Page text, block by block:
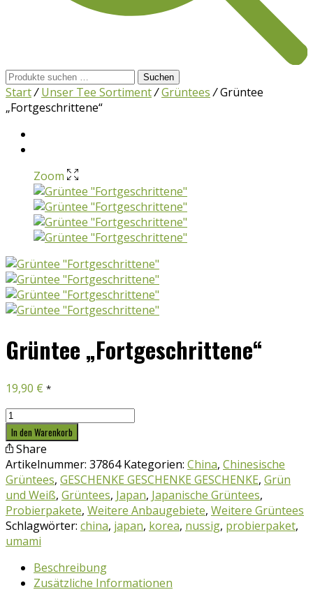
Suchen
nach:
Suchen
Start/ Unser Tee Sortiment/Grüntees /Grüntee
„Fortgeschrittene“
Zoom
Grüntee „Fortgeschrittene“
19,90 € *
Grüntee
"Fortgeschrittene"
Menge
In den Warenkorb
Share
Artikelnummer: 37864 Kategorien: China, Chinesische
Grüntees, GESCHENKE GESCHENKE GESCHENKE, Grün
und Weiß, Grüntees, Japan, Japanische Grüntees,
Probierpakete, Weitere Anbaugebiete, Weitere Grüntees
Schlagwörter: china, japan, korea, nussig, probierpaket,
umami
Beschreibung
Zusätzliche Informationen